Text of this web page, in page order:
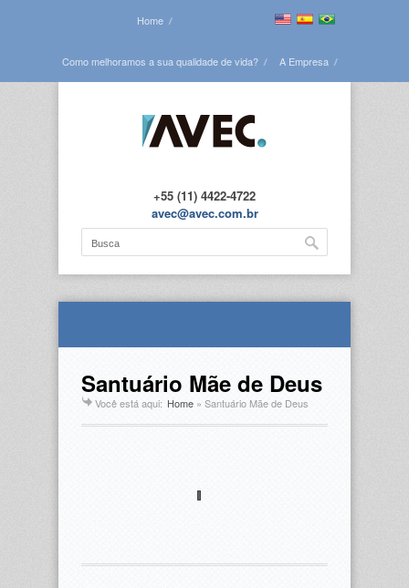
Home
Como melhoramos a sua qualidade de vida? A Empresa
+55 (11) 4422-4722
avec@avec.com.br
Santuário Mãe de Deus
Você está aqui: Home » Santuário Mãe de Deus